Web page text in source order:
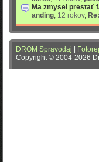
Ma zmysel prestať
anding, 12 rokov,
DROM Spravodaj
Copyright © 2004-2026